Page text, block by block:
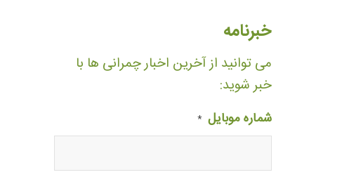
خبرنامه
می توانید از آخرین اخبار چمرانی ها با
خبر شوید:
شماره موبایل *